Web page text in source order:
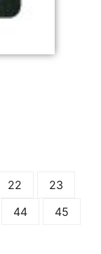
22
23
44
45